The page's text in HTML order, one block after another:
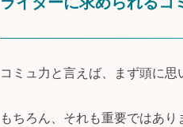
コミュ力と言えば、まず頭に思
もちろん、それも重要ではあり